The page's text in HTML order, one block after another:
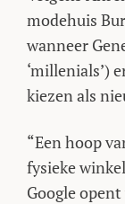
modehuis
wanneer
‘millenials’)
kiezen als
“Een hoop
fysieke
Google